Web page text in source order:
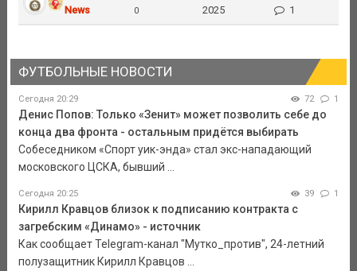
News
0
2025
1
ФУТБОЛЬНЫЕ НОВОСТИ
Сегодня 20:29 72 1
Денис Попов: Только «Зенит» может позволить себе до
конца два фронта - остальным придётся выбирать
Собеседником «Спорт уик-энда» стал экс-нападающий
московского ЦСКА, бывший ...
Сегодня 20:25 39 1
Кирилл Кравцов близок к подписанию контракта с
загребским «Динамо» - источник
Как сообщает Telegram-канал "Мутко_против", 24-летний
полузащитник Кирилл Кравцов ...